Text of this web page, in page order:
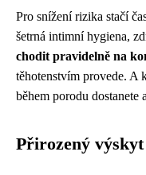
Pro snížení rizika stačí
šetrná intimní hygiena,
chodit pravidelně na
těhotenstvím provede. A
během porodu dostanete
Přirozený